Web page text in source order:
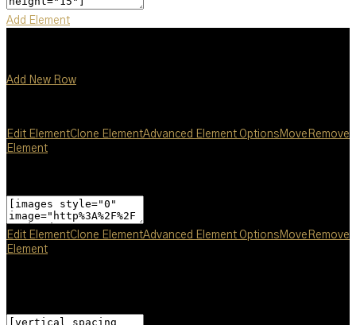
Add Element
Add New Row
Edit ElementClone ElementAdvanced Element Options Move Remove
Element
Edit ElementClone ElementAdvanced Element Options Move Remove
Element